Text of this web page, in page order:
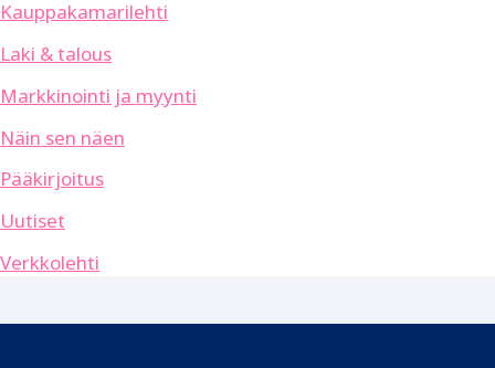
Kauppakamarilehti
Laki & talous
Markkinointi ja myynti
Näin sen näen
Pääkirjoitus
Uutiset
Verkkolehti